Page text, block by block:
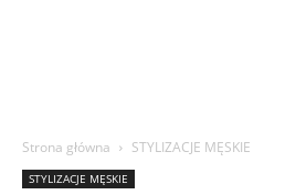
Strona główna STYLIZACJE MĘSKIE
STYLIZACJE MĘSKIE